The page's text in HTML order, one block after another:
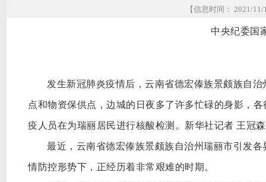
【信息时间： 2021/
中央纪委国
发生新冠肺炎疫情后，云南省德宏傣族景颇族自
点和物资保供点，边城的日夜多了许多忙碌的身影，
疫人员在为瑞丽居民进行核酸检测。新华社记者 王冠
最近，云南省德宏傣族景颇族自治州瑞丽市引发
情防控形势下，正经历着非常艰难的时期。